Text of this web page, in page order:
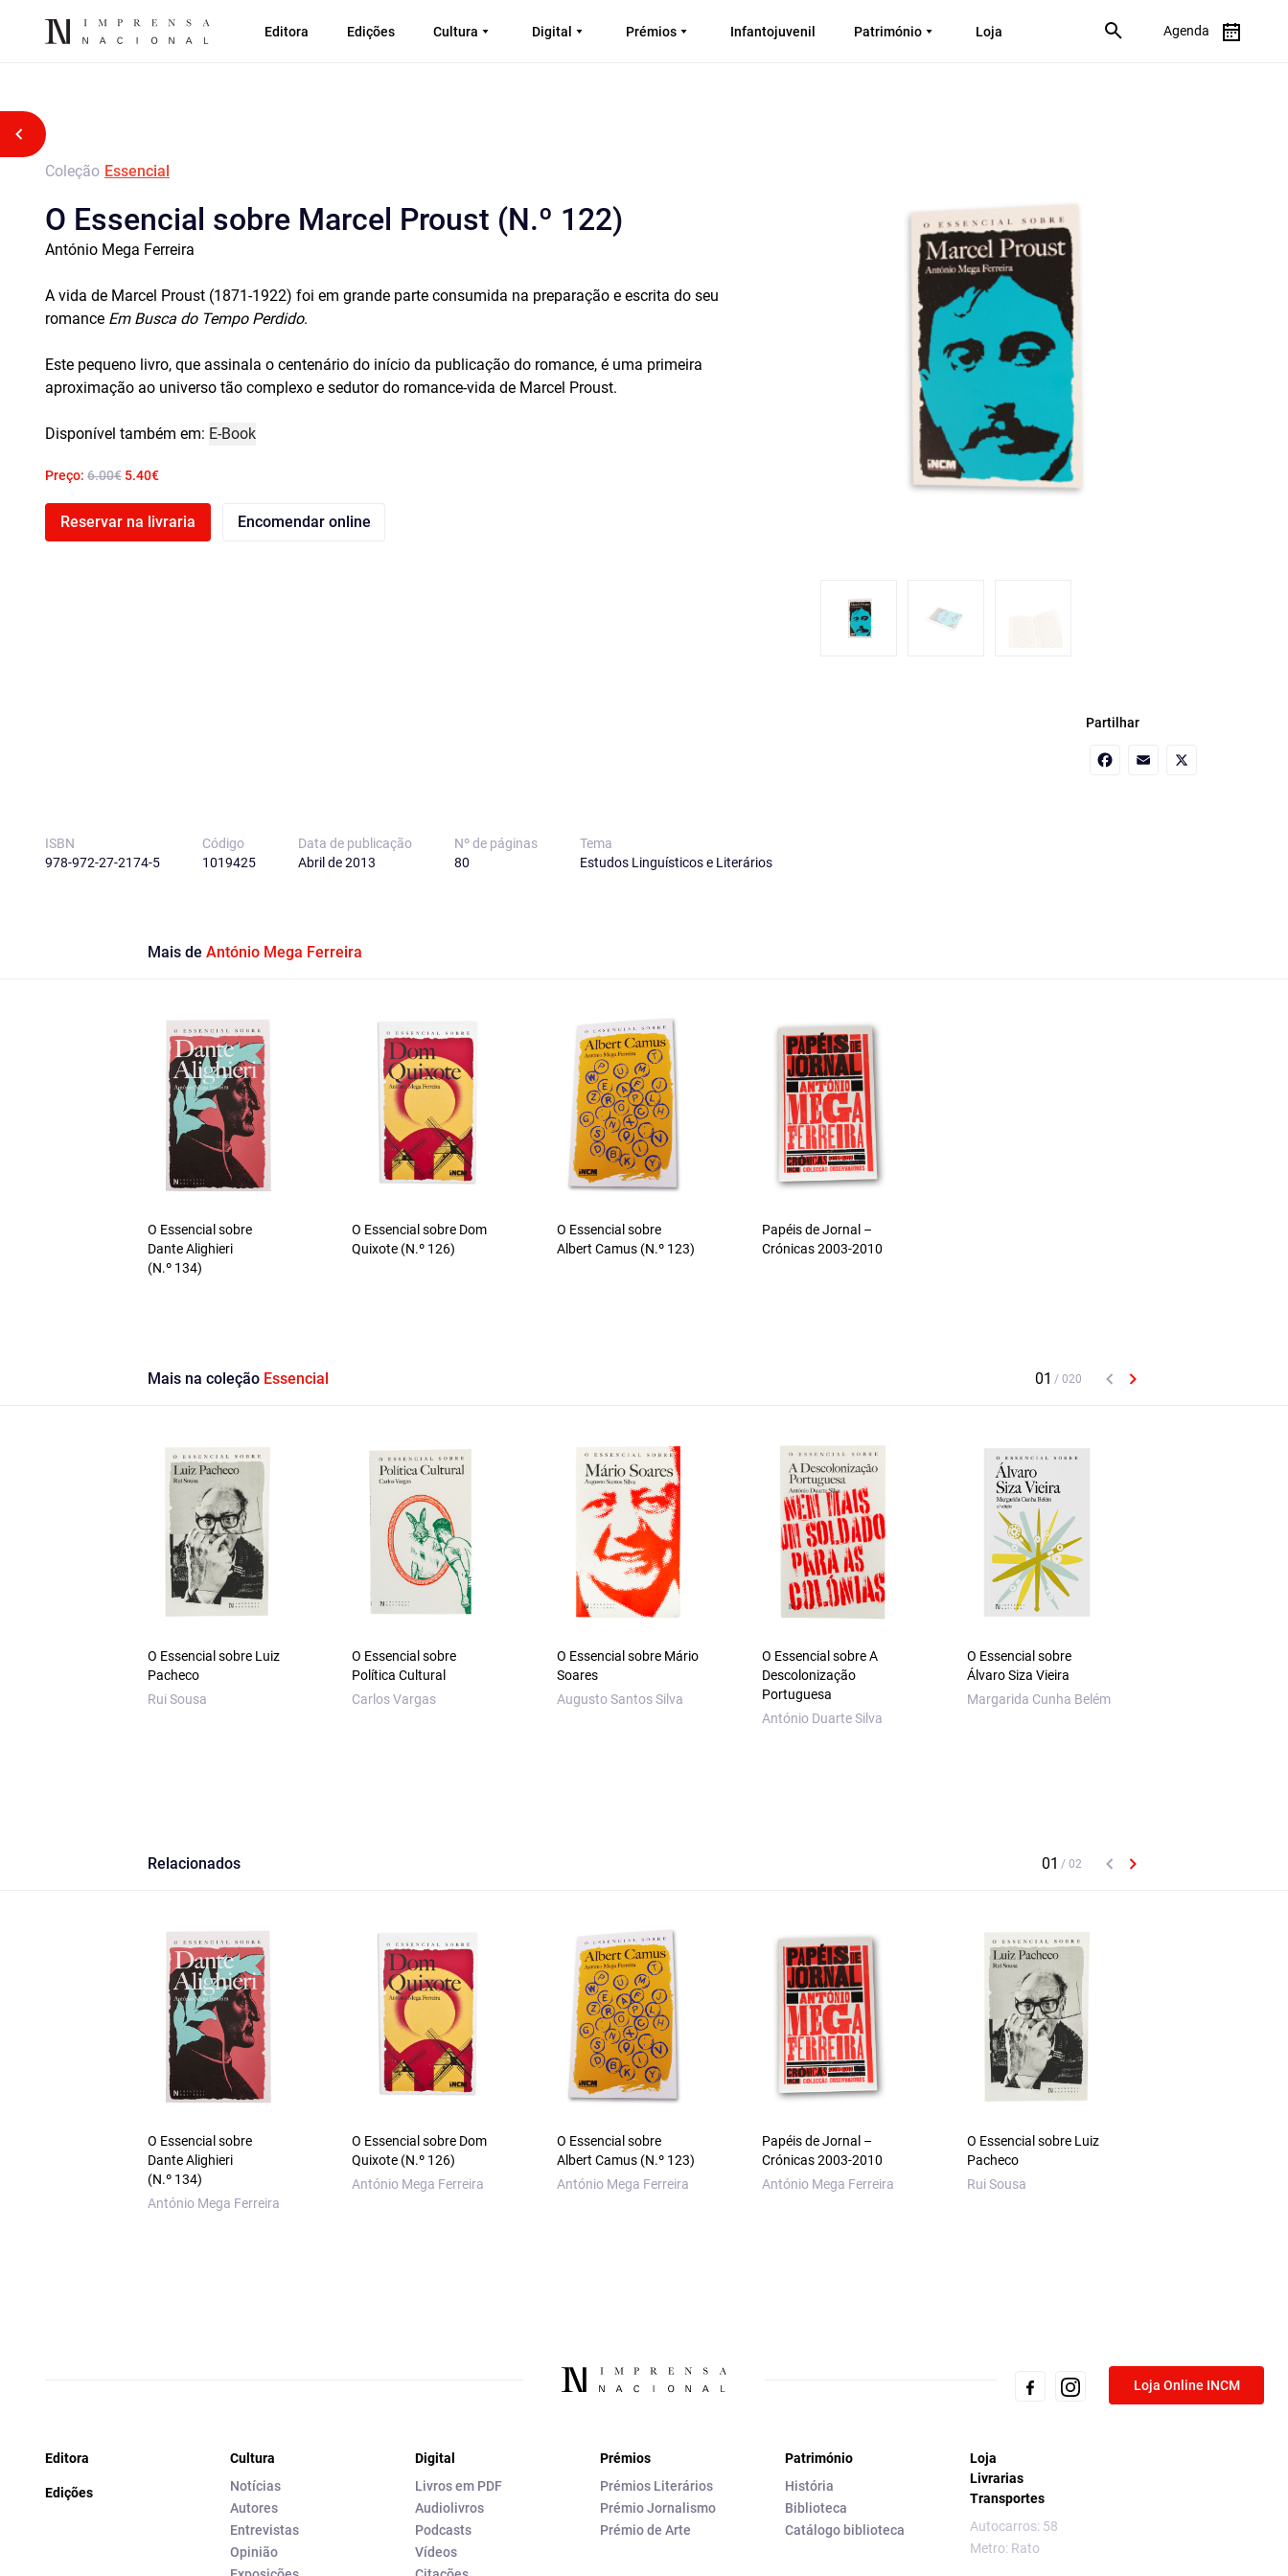
Editora Edições Cultura Digital Prémios Infantojuvenil Património Loja Agenda
Voltar atrás
Coleção Essencial
O Essencial sobre Marcel Proust (N.º 122)
António Mega Ferreira
A vida de Marcel Proust (1871-1922) foi em grande parte consumida na preparação e escrita do seu
romance Em Busca do Tempo Perdido.
Este pequeno livro, que assinala o centenário do início da publicação do romance, é uma primeira
aproximação ao universo tão complexo e sedutor do romance-vida de Marcel Proust.
Disponível também em: E-Book
Preço: 6.00€ 5.40€
Reservar na livraria Encomendar online
Partilhar
ISBN
978-972-27-2174-5
Código
1019425
Data de publicação
Abril de 2013
Nº de páginas
80
Tema
Estudos Linguísticos e Literários
Mais de António Mega Ferreira
O Essencial sobre
Dante Alighieri
(N.º 134)
O Essencial sobre Dom
Quixote (N.º 126)
O Essencial sobre
Albert Camus (N.º 123)
Papéis de Jornal –
Crónicas 2003-2010
Mais na coleção Essencial
O Essencial sobre Luiz
Pacheco
Rui Sousa
O Essencial sobre
Política Cultural
Carlos Vargas
O Essencial sobre Mário
Soares
Augusto Santos Silva
O Essencial sobre A
Descolonização
Portuguesa
António Duarte Silva
O Essencial sobre
Álvaro Siza Vieira
Margarida Cunha Belém
Relacionados
O Essencial sobre
Dante Alighieri
(N.º 134)
António Mega Ferreira
O Essencial sobre Dom
Quixote (N.º 126)
António Mega Ferreira
O Essencial sobre
Albert Camus (N.º 123)
António Mega Ferreira
Papéis de Jornal –
Crónicas 2003-2010
António Mega Ferreira
O Essencial sobre Luiz
Pacheco
Rui Sousa
Loja Online INCM
Editora
Edições
Cultura
Notícias
Autores
Entrevistas
Opinião
Digital
Livros em PDF
Audiolivros
Podcasts
Vídeos
Prémios
Prémios Literários
Prémio Jornalismo
Prémio de Arte
Património
História
Biblioteca
Catálogo biblioteca
Loja
Livrarias
Transportes
Autocarros: 58
Metro: Rato